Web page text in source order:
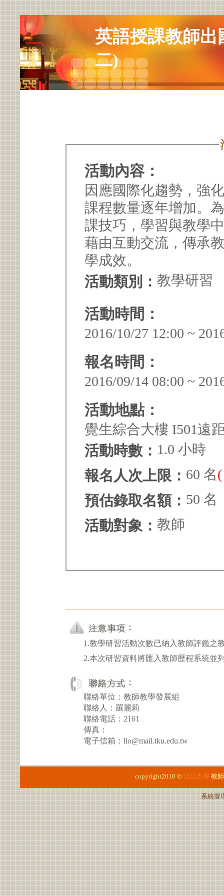
英語授課教師
二)
活動內容：
因應國際化趨勢，強
課程數量逐年增加。
課技巧，學習與教學
藉由互動交流，傳承
學成效。
活動類別： 教學研習
活動時間：
2016/10/27 12:00 ~
報名時間：
2016/09/14 08:00 ~
活動地點：
覺生綜合大樓 I501遠
活動時數： 1.0 小時
報名人次上限： 60 名
預估錄取名額： 50 名
活動對象： 教師
1.教學研習活動次數已納入教師評鑑之
2.本次研習資料將匯入教師歷程系統並
聯絡單位：教師教學發展組
聯絡人：羅麗莉
聯絡電話：2161
傳真：
電子信箱：llo@mail.tku.edu.tw
copyright2010 © 淡江大學 教
系統管